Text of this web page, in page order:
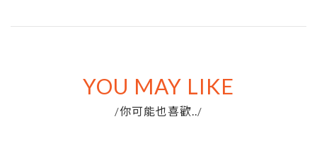
YOU MAY LIKE
/你可能也喜歡../